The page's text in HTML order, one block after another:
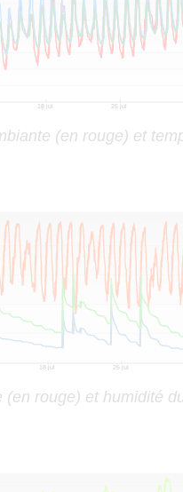
(en rouge) et
(en rouge) et humidité